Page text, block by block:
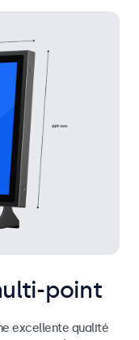
point
excellente qualité